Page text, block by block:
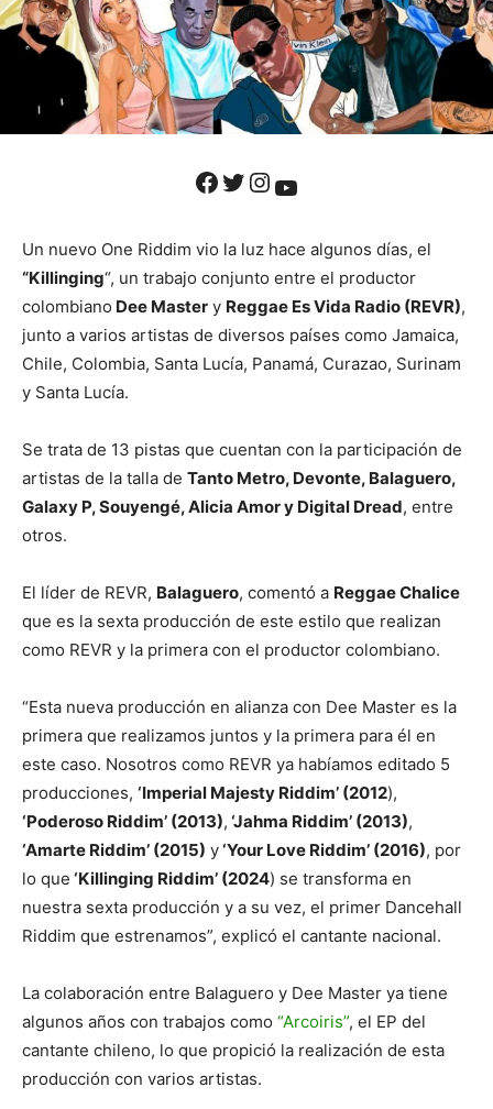
Facebook Twitter Instagram YouTube
Un nuevo One Riddim vio la luz hace algunos días, el
“Killinging“, un trabajo conjunto entre el productor
colombiano Dee Master y Reggae Es Vida Radio (REVR),
junto a varios artistas de diversos países como Jamaica,
Chile, Colombia, Santa Lucía, Panamá, Curazao, Surinam
y Santa Lucía.
Se trata de 13 pistas que cuentan con la participación de
artistas de la talla de Tanto Metro, Devonte, Balaguero,
Galaxy P, Souyengé, Alicia Amor y Digital Dread, entre
otros.
El líder de REVR, Balaguero, comentó a Reggae Chalice
que es la sexta producción de este estilo que realizan
como REVR y la primera con el productor colombiano.
“Esta nueva producción en alianza con Dee Master es la
primera que realizamos juntos y la primera para él en
este caso. Nosotros como REVR ya habíamos editado 5
producciones, ‘Imperial Majesty Riddim’ (2012),
‘Poderoso Riddim’ (2013), ‘Jahma Riddim’ (2013),
‘Amarte Riddim’ (2015) y‘Your Love Riddim’ (2016), por
lo que ‘Killinging Riddim’ (2024) se transforma en
nuestra sexta producción y a su vez, el primer Dancehall
Riddim que estrenamos”, explicó el cantante nacional.
La colaboración entre Balaguero y Dee Master ya tiene
algunos años con trabajos como “Arcoiris”, el EP del
cantante chileno, lo que propició la realización de esta
producción con varios artistas.